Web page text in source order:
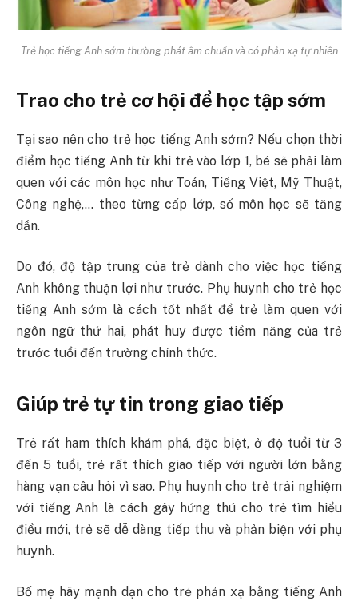
Trẻ học tiếng Anh sớm thường phát âm chuẩn và có phản xạ tự nhiên
Trao cho trẻ cơ hội để học tập sớm
Tại sao nên cho trẻ học tiếng Anh sớm? Nếu chọn thời
điểm học tiếng Anh từ khi trẻ vào lớp 1, bé sẽ phải làm
quen với các môn học như Toán, Tiếng Việt, Mỹ Thuật,
Công nghệ,… theo từng cấp lớp, số môn học sẽ tăng
dần.
Do đó, độ tập trung của trẻ dành cho việc học tiếng
Anh không thuận lợi như trước. Phụ huynh cho trẻ học
tiếng Anh sớm là cách tốt nhất để trẻ làm quen với
ngôn ngữ thứ hai, phát huy được tiềm năng của trẻ
trước tuổi đến trường chính thức.
Giúp trẻ tự tin trong giao tiếp
Trẻ rất ham thích khám phá, đặc biệt, ở độ tuổi từ 3
đến 5 tuổi, trẻ rất thích giao tiếp với người lớn bằng
hàng vạn câu hỏi vì sao. Phụ huynh cho trẻ trải nghiệm
với tiếng Anh là cách gây hứng thú cho trẻ tìm hiểu
điều mới, trẻ sẽ dễ dàng tiếp thu và phản biện với phụ
huynh.
Bố mẹ hãy mạnh dạn cho trẻ phản xạ bằng tiếng Anh